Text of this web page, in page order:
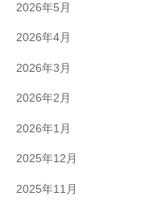
2026年5月
2026年4月
2026年3月
2026年2月
2026年1月
2025年12月
2025年11月